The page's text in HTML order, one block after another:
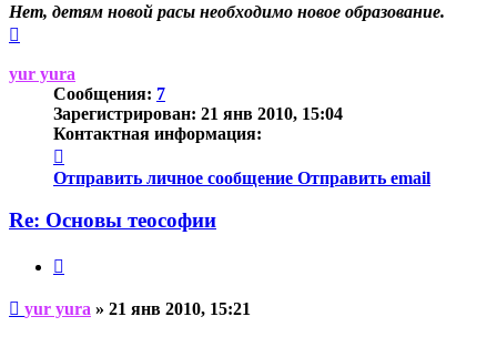
Нет, детям новой расы необходимо новое образование.
началу
yur yura
Сообщения: 7
Зарегистрирован: 21 янв 2010, 15:04
Контактная информация:
информация
пользователя
yura
Отправить личное сообщение Отправить email
Re: Основы теософии
Непрочитанное
сообщение
yur yura » 21 янв 2010, 15:21